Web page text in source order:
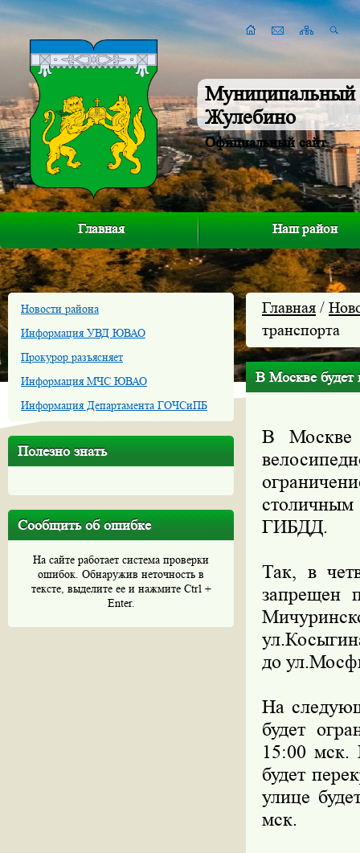
Муниципальный
Жулебино
Официальный сайт
Главная Наш район
Новости района
Информация УВД ЮВАО
Прокурор разъясняет
Информация МЧС ЮВАО
Информация Департамента ГОЧСиПБ
Полезно знать
Сообщить об ошибке
На сайте работает система проверки
ошибок. Обнаружив неточность в
тексте, выделите ее и нажмите Ctrl +
Enter.
Главная /
транспорта
В Москве будет
В Москве
ГИБДД.
Так, в
запрещен
до
На
будет
15:00 мск.
будет
улице
мск.